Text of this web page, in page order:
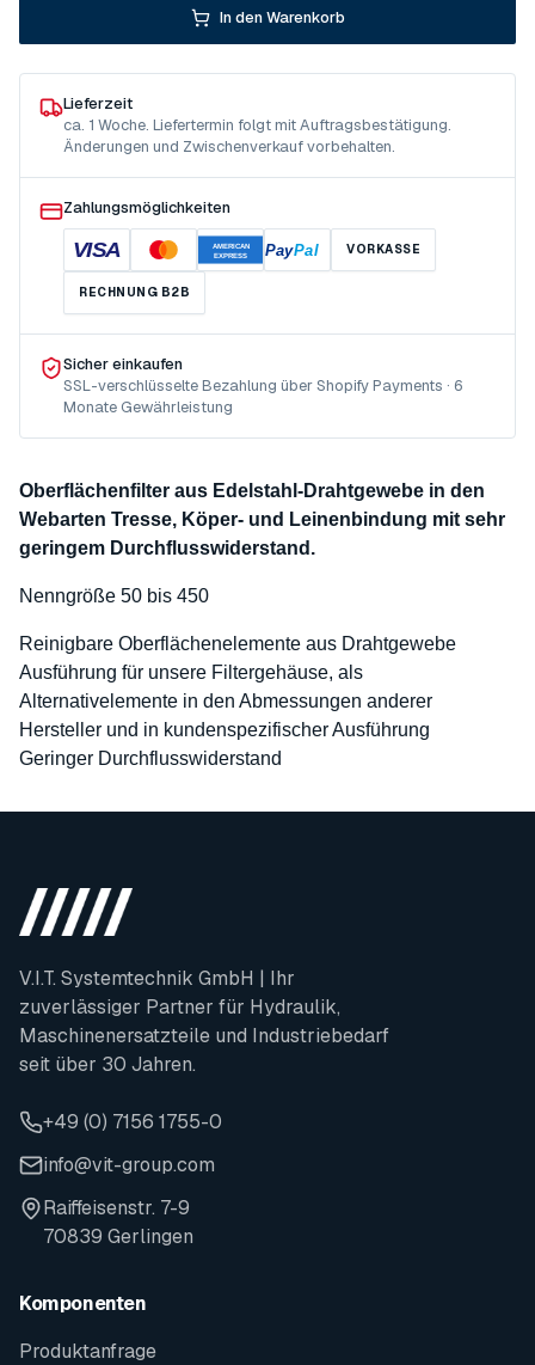
In den Warenkorb
Lieferzeit
ca. 1 Woche. Liefertermin folgt mit Auftragsbestätigung.
Änderungen und Zwischenverkauf vorbehalten.
Zahlungsmöglichkeiten
VISA
AMERICAN
EXPRESS
PayPal VORKASSE
RECHNUNG B2B
Sicher einkaufen
SSL-verschlüsselte Bezahlung über Shopify Payments · 6
Monate Gewährleistung
Oberflächenfilter aus Edelstahl-Drahtgewebe in den
Webarten Tresse, Köper- und Leinenbindung mit sehr
geringem Durchflusswiderstand.
Nenngröße 50 bis 450
Reinigbare Oberflächenelemente aus Drahtgewebe
Ausführung für unsere Filtergehäuse, als
Alternativelemente in den Abmessungen anderer
Hersteller und in kundenspezifischer Ausführung
Geringer Durchflusswiderstand
V.I.T. Systemtechnik GmbH | Ihr
zuverlässiger Partner für Hydraulik,
Maschinenersatzteile und Industriebedarf
seit über 30 Jahren.
+49 (0) 7156 1755-0
info@vit-group.com
Raiffeisenstr. 7-9
70839 Gerlingen
Komponenten
Produktanfrage